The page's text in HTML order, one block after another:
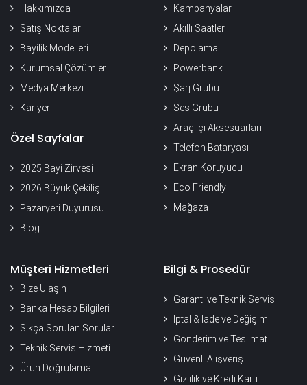
Hakkımızda
Satış Noktaları
Bayilik Modelleri
Kurumsal Çözümler
Medya Merkezi
Kariyer
Özel Sayfalar
2025 Bayi Zirvesi
2026 Büyük Çekiliş
Pazaryeri Duyurusu
Blog
Kampanyalar
Akıllı Saatler
Depolama
Powerbank
Şarj Grubu
Ses Grubu
Araç İçi Aksesuarları
Telefon Bataryası
Ekran Koruyucu
Eco Friendly
Mağaza
Müşteri Hizmetleri
Bize Ulaşın
Banka Hesap Bilgileri
Sıkça Sorulan Sorular
Teknik Servis Hizmeti
Ürün Doğrulama
Bilgi & Prosedür
Garanti ve Teknik Servis
İptal & İade ve Değişim
Gönderim ve Teslimat
Güvenli Alışveriş
Gizlilik ve Kredi Kartı